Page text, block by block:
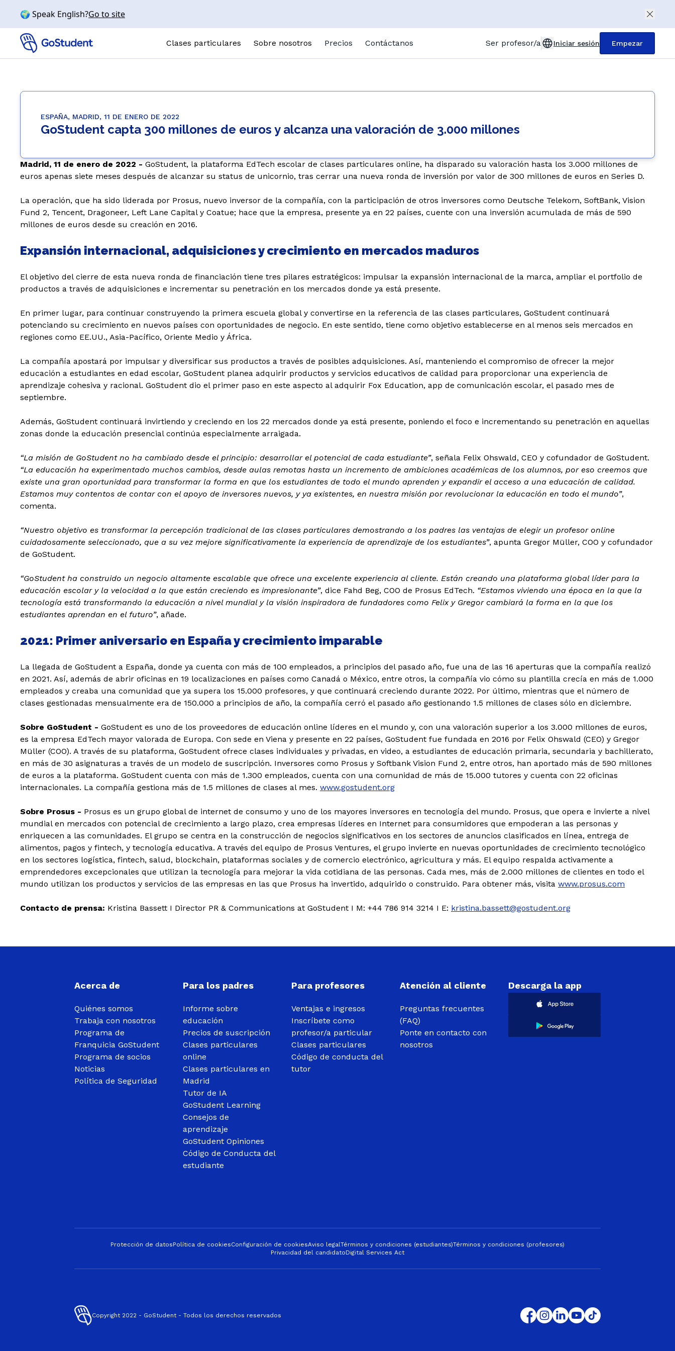
🌍 Speak English?Go to site
Clases particulares
Química
Biología
Inglés
Italiano
Alemán
Todas las materias
Bachillerato
Primaria
Tutor de IA
Sobre nosotros
Gostudent Learning
Precios Contáctanos Ser profesor/a
France (Français)
España (Español)
Iniciar sesión Empezar
ESPAÑA, MADRID, 11 DE ENERO DE 2022
GoStudent capta 300 millones de euros y alcanza una valoración de 3.000 millones
Madrid, 11 de enero de 2022 - GoStudent, la plataforma EdTech escolar de clases particulares online, ha disparado su valoración hasta los 3.000 millones de
euros apenas siete meses después de alcanzar su status de unicornio, tras cerrar una nueva ronda de inversión por valor de 300 millones de euros en Series D.
La operación, que ha sido liderada por Prosus, nuevo inversor de la compañía, con la participación de otros inversores como Deutsche Telekom, SoftBank, Vision
Fund 2, Tencent, Dragoneer, Left Lane Capital y Coatue; hace que la empresa, presente ya en 22 países, cuente con una inversión acumulada de más de 590
millones de euros desde su creación en 2016.
Expansión internacional, adquisiciones y crecimiento en mercados maduros
El objetivo del cierre de esta nueva ronda de financiación tiene tres pilares estratégicos: impulsar la expansión internacional de la marca, ampliar el portfolio de
productos a través de adquisiciones e incrementar su penetración en los mercados donde ya está presente.
En primer lugar, para continuar construyendo la primera escuela global y convertirse en la referencia de las clases particulares, GoStudent continuará
potenciando su crecimiento en nuevos países con oportunidades de negocio. En este sentido, tiene como objetivo establecerse en al menos seis mercados en
regiones como EE.UU., Asia-Pacífico, Oriente Medio y África.
La compañía apostará por impulsar y diversificar sus productos a través de posibles adquisiciones. Así, manteniendo el compromiso de ofrecer la mejor
educación a estudiantes en edad escolar, GoStudent planea adquirir productos y servicios educativos de calidad para proporcionar una experiencia de
aprendizaje cohesiva y racional. GoStudent dio el primer paso en este aspecto al adquirir Fox Education, app de comunicación escolar, el pasado mes de
septiembre.
Además, GoStudent continuará invirtiendo y creciendo en los 22 mercados donde ya está presente, poniendo el foco e incrementando su penetración en aquellas
zonas donde la educación presencial continúa especialmente arraigada.
“La misión de GoStudent no ha cambiado desde el principio: desarrollar el potencial de cada estudiante”, señala Felix Ohswald, CEO y cofundador de GoStudent.
“La educación ha experimentado muchos cambios, desde aulas remotas hasta un incremento de ambiciones académicas de los alumnos, por eso creemos que
existe una gran oportunidad para transformar la forma en que los estudiantes de todo el mundo aprenden y expandir el acceso a una educación de calidad.
Estamos muy contentos de contar con el apoyo de inversores nuevos, y ya existentes, en nuestra misión por revolucionar la educación en todo el mundo”,
comenta.
“Nuestro objetivo es transformar la percepción tradicional de las clases particulares demostrando a los padres las ventajas de elegir un profesor online
cuidadosamente seleccionado, que a su vez mejore significativamente la experiencia de aprendizaje de los estudiantes”, apunta Gregor Müller, COO y cofundador
de GoStudent.
“GoStudent ha construido un negocio altamente escalable que ofrece una excelente experiencia al cliente. Están creando una plataforma global líder para la
educación escolar y la velocidad a la que están creciendo es impresionante”, dice Fahd Beg, COO de Prosus EdTech. “Estamos viviendo una época en la que la
tecnología está transformando la educación a nivel mundial y la visión inspiradora de fundadores como Felix y Gregor cambiará la forma en la que los
estudiantes aprendan en el futuro”, añade.
2021: Primer aniversario en España y crecimiento imparable
La llegada de GoStudent a España, donde ya cuenta con más de 100 empleados, a principios del pasado año, fue una de las 16 aperturas que la compañía realizó
en 2021. Así, además de abrir oficinas en 19 localizaciones en países como Canadá o México, entre otros, la compañía vio cómo su plantilla crecía en más de 1.000
empleados y creaba una comunidad que ya supera los 15.000 profesores, y que continuará creciendo durante 2022. Por último, mientras que el número de
clases gestionadas mensualmente era de 150.000 a principios de año, la compañía cerró el pasado año gestionando 1.5 millones de clases sólo en diciembre.
Sobre GoStudent - GoStudent es uno de los proveedores de educación online líderes en el mundo y, con una valoración superior a los 3.000 millones de euros,
es la empresa EdTech mayor valorada de Europa. Con sede en Viena y presente en 22 países, GoStudent fue fundada en 2016 por Felix Ohswald (CEO) y Gregor
Müller (COO). A través de su plataforma, GoStudent ofrece clases individuales y privadas, en video, a estudiantes de educación primaria, secundaria y bachillerato,
en más de 30 asignaturas a través de un modelo de suscripción. Inversores como Prosus y Softbank Vision Fund 2, entre otros, han aportado más de 590 millones
de euros a la plataforma. GoStudent cuenta con más de 1.300 empleados, cuenta con una comunidad de más de 15.000 tutores y cuenta con 22 oficinas
internacionales. La compañía gestiona más de 1.5 millones de clases al mes. www.gostudent.org
Sobre Prosus - Prosus es un grupo global de internet de consumo y uno de los mayores inversores en tecnología del mundo. Prosus, que opera e invierte a nivel
mundial en mercados con potencial de crecimiento a largo plazo, crea empresas líderes en Internet para consumidores que empoderan a las personas y
enriquecen a las comunidades. El grupo se centra en la construcción de negocios significativos en los sectores de anuncios clasificados en línea, entrega de
alimentos, pagos y fintech, y tecnología educativa. A través del equipo de Prosus Ventures, el grupo invierte en nuevas oportunidades de crecimiento tecnológico
en los sectores logística, fintech, salud, blockchain, plataformas sociales y de comercio electrónico, agricultura y más. El equipo respalda activamente a
emprendedores excepcionales que utilizan la tecnología para mejorar la vida cotidiana de las personas. Cada mes, más de 2.000 millones de clientes en todo el
mundo utilizan los productos y servicios de las empresas en las que Prosus ha invertido, adquirido o construido. Para obtener más, visita www.prosus.com
Contacto de prensa: Kristina Bassett I Director PR & Communications at GoStudent I M: +44 786 914 3214 I E: kristina.bassett@gostudent.org
Acerca de
Quiénes somos
Trabaja con nosotros
Programa de
Franquicia GoStudent
Programa de socios
Noticias
Política de Seguridad
Para los padres
Informe sobre
educación
Precios de suscripción
Clases particulares
online
Clases particulares en
Madrid
Tutor de IA
GoStudent Learning
Consejos de
aprendizaje
GoStudent Opiniones
Código de Conducta del
estudiante
Para profesores
Ventajas e ingresos
Inscríbete como
profesor/a particular
Clases particulares
Código de conducta del
tutor
Atención al cliente
Preguntas frecuentes
(FAQ)
Ponte en contacto con
nosotros
Descarga la app
Protección de datosPolítica de cookiesConfiguración de cookiesAviso legalTérminos y condiciones (estudiantes)Términos y condiciones (profesores)
Privacidad del candidatoDigital Services Act
Copyright 2022 - GoStudent - Todos los derechos reservados